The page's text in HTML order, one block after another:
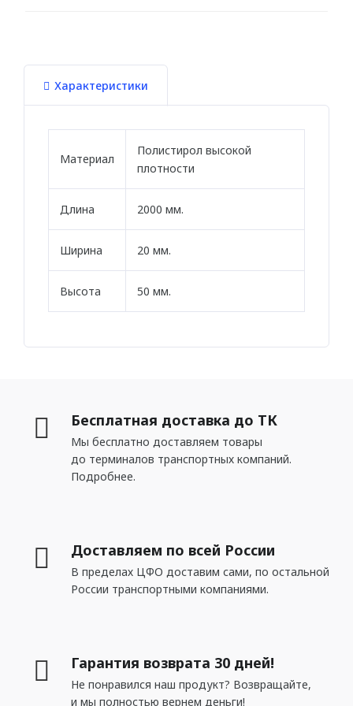
МОЛДИНГИ
Гибкие
Угловые молдинги
Из дюрополимера
ПОДСВЕТКА
ПАНЕЛИ
Рельефные
Рифленые
Классические
Из полиуретана
Гибкие
Характеристики
Материал
Полистирол высокой
плотности
Длина 2000 мм.
Ширина 20 мм.
Высота 50 мм.
Бесплатная доставка до ТК
Мы бесплатно доставляем товары
до терминалов транспортных компаний.
Подробнее.
Доставляем по всей России
В пределах ЦФО доставим сами, по остальной
России транспортными компаниями.
Гарантия возврата 30 дней!
Не понравился наш продукт? Возвращайте,
и мы полностью вернем деньги!